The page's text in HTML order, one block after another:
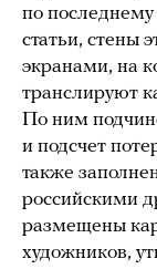
по последнему
статьи, стены
экранами, на
транслируют
По ним
и подсчет
также
российскими
размещены
художников,